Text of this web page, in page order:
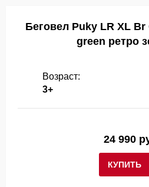
Беговел Puky LR XL
green ретро
Возраст:
3+
КУПИТЬ
24 990